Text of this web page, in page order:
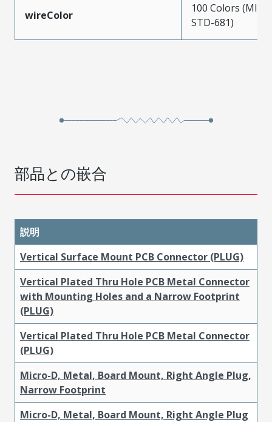
wireColor
100 Colors (MIL-
STD-681)
部品との嵌合
説明
Vertical Surface Mount PCB Connector (PLUG)
Vertical Plated Thru Hole PCB Metal Connector
with Mounting Holes and a Narrow Footprint
(PLUG)
Vertical Plated Thru Hole PCB Metal Connector
(PLUG)
Micro-D, Metal, Board Mount, Right Angle Plug,
Narrow Footprint
Micro-D, Metal, Board Mount, Right Angle Plug